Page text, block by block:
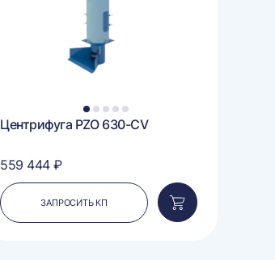
1 2 3 4 5
Центрифуга PZO 630-CV
559 444 ₽
ЗАПРОСИТЬ КП
Добавить
в